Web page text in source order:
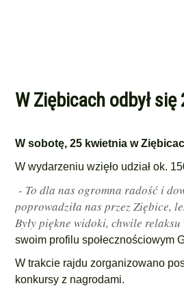
W Ziębicach odbył
W sobotę, 25 kwietnia w
W wydarzeniu wzięło udział ok.
- To dla nas ogromna radość i
poprowadziła nas przez Ziębice,
Były piękne widoki, chwile
swoim profilu społecznościowym
W trakcie rajdu zorganizowano
konkursy z nagrodami.